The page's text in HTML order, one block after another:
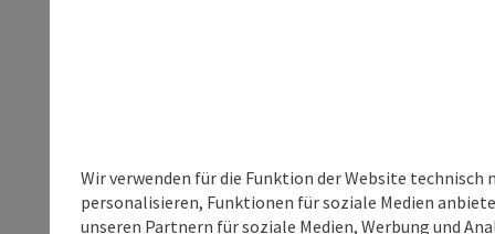
Wir verwenden für die Funktion der Website
personalisieren, Funktionen für soziale Medien
unseren Partnern für soziale Medien, Werbung und